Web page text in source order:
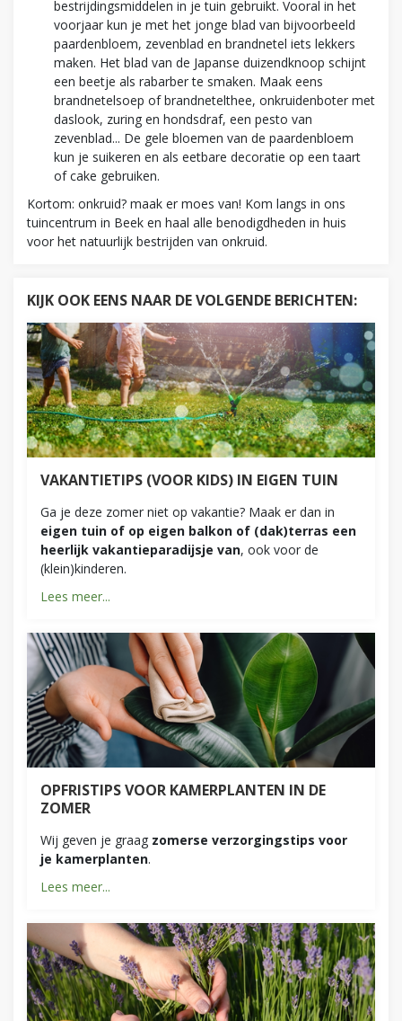
bestrijdingsmiddelen in je tuin gebruikt. Vooral in het
voorjaar kun je met het jonge blad van bijvoorbeeld
paardenbloem, zevenblad en brandnetel iets lekkers
maken. Het blad van de Japanse duizendknoop schijnt
een beetje als rabarber te smaken. Maak eens
brandnetelsoep of brandnetelthee, onkruidenboter met
daslook, zuring en hondsdraf, een pesto van
zevenblad... De gele bloemen van de paardenbloem
kun je suikeren en als eetbare decoratie op een taart
of cake gebruiken.
Kortom: onkruid? maak er moes van! Kom langs in ons
tuincentrum in Beek en haal alle benodigdheden in huis
voor het natuurlijk bestrijden van onkruid.
KIJK OOK EENS NAAR DE VOLGENDE BERICHTEN:
VAKANTIETIPS (VOOR KIDS) IN EIGEN TUIN
Ga je deze zomer niet op vakantie? Maak er dan in
eigen tuin of op eigen balkon of (dak)terras een
heerlijk vakantieparadijsje van, ook voor de
(klein)kinderen.
Lees meer...
OPFRISTIPS VOOR KAMERPLANTEN IN DE
ZOMER
Wij geven je graag zomerse verzorgingstips voor
je kamerplanten.
Lees meer...